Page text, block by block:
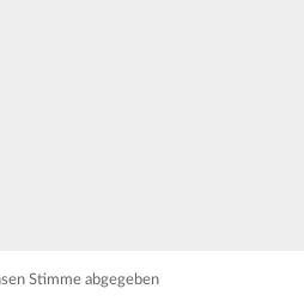
Stimme abgegeben